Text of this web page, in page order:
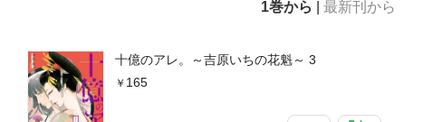
1巻から 最新刊から
十億のアレ。～吉原いちの花魁～ 3
165